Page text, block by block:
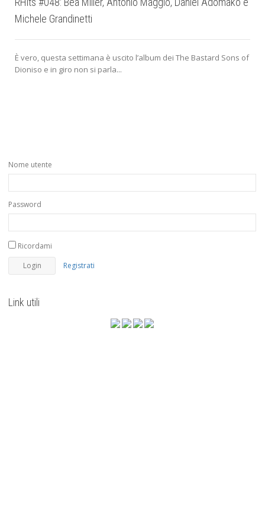
Michele Grandinetti
È vero, questa settimana è uscito l’album dei The Bastard Sons of
Dioniso e in giro non si parla...
Nome utente
Password
Ricordami
Registrati
Link utili